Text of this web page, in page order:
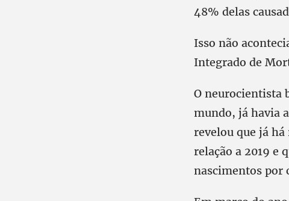
48% delas
Isso não
Integrado de
O neurocientista
mundo, já havia
revelou que já
relação a 2019 e
nascimentos por